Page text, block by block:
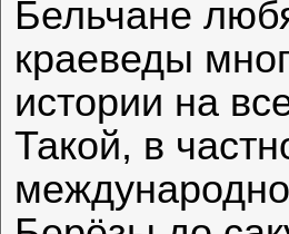
Бельчане
краеведы
истории на
Такой, в